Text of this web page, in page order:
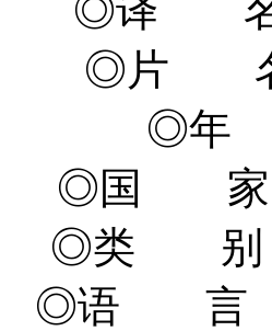
◎译 名
◎片 名
◎年
◎国 家
◎类 别
◎语 言